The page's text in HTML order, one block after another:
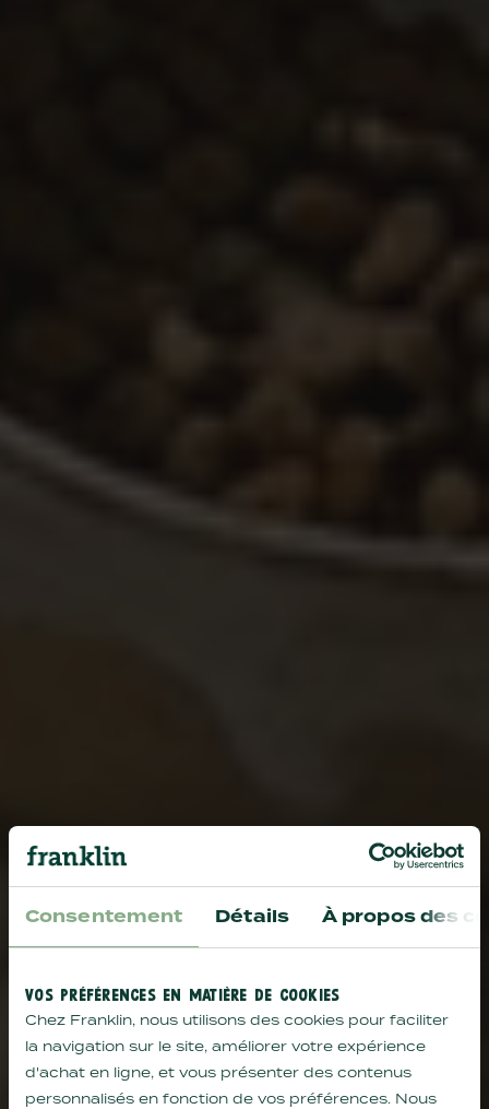
Consentement Détails À propos des
VOS PRÉFÉRENCES EN MATIÈRE DE COOKIES
Chez Franklin, nous utilisons des cookies pour faciliter
la navigation sur le site, améliorer votre expérience
d'achat en ligne, et vous présenter des contenus
personnalisés en fonction de vos préférences. Nous